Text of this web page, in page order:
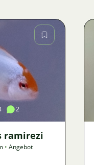
2
ramirezi
• Angebot